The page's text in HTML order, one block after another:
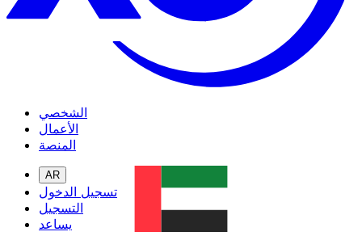
الشخصي
الأعمال
المنصة
AR
تسجيل الدخول
التسجيل
يساعد